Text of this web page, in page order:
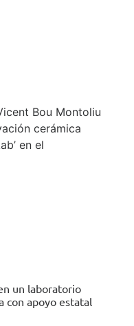
un laboratorio
con apoyo estatal